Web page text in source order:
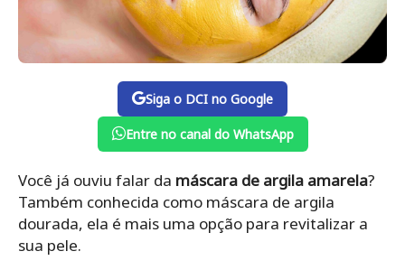
Siga o DCI no Google
Entre no canal do WhatsApp
Você já ouviu falar da máscara de argila amarela?
Também conhecida como máscara de argila
dourada, ela é mais uma opção para revitalizar a
sua pele.